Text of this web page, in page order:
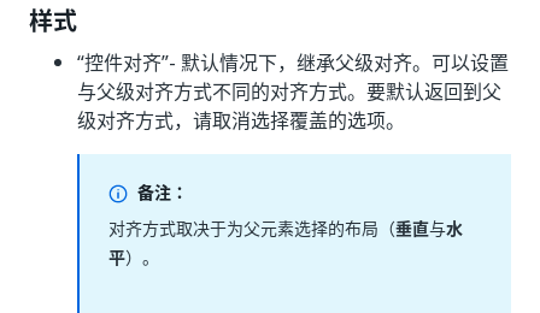
样式
“控件对齐”- 默认情况下，继承父级对齐。可以设置
与父级对齐方式不同的对齐方式。要默认返回到父
级对齐方式，请取消选择覆盖的选项。
备注：
对齐方式取决于为父元素选择的布局（垂直与水
平）。